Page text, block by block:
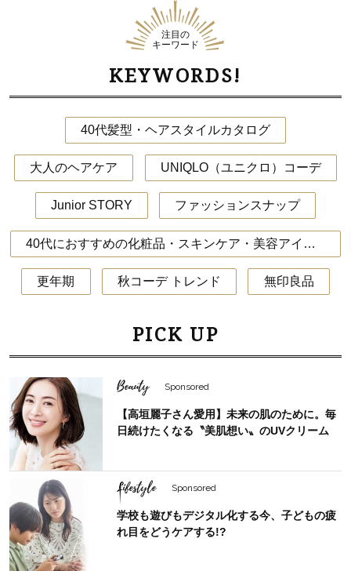
注目の
キーワード
KEYWORDS!
40代髪型・ヘアスタイルカタログ
大人のヘアケア UNIQLO（ユニクロ）コーデ
Junior STORY ファッションスナップ
40代におすすめの化粧品・スキンケア・美容アイテム
更年期 秋コーデ トレンド 無印良品
PICK UP
Beauty Sponsored
【高垣麗子さん愛用】未来の肌のために。毎
日続けたくなる〝美肌想い〟のUVクリーム
Lifestyle Sponsored
学校も遊びもデジタル化する今、子どもの疲
れ目をどうケアする!?